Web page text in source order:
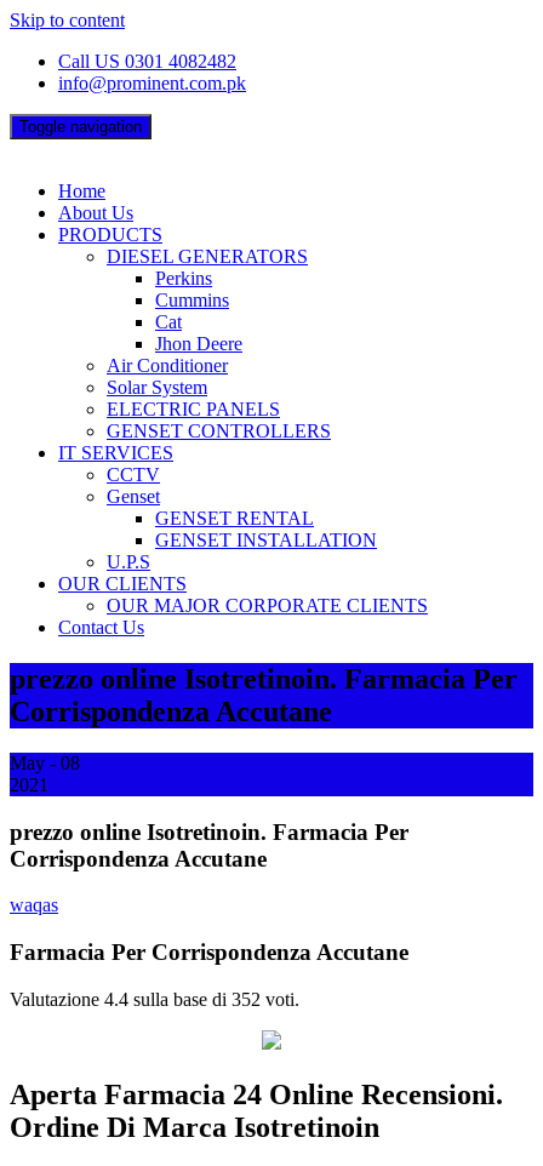
Skip to content
Call US 0301 4082482
info@prominent.com.pk
Toggle navigation
Home
About Us
PRODUCTS
DIESEL GENERATORS
Perkins
Cummins
Cat
Jhon Deere
Air Conditioner
Solar System
ELECTRIC PANELS
GENSET CONTROLLERS
IT SERVICES
CCTV
Genset
GENSET RENTAL
GENSET INSTALLATION
U.P.S
OUR CLIENTS
OUR MAJOR CORPORATE CLIENTS
Contact Us
prezzo online Isotretinoin. Farmacia Per
Corrispondenza Accutane
May - 08
2021
prezzo online Isotretinoin. Farmacia Per
Corrispondenza Accutane
waqas
Farmacia Per Corrispondenza Accutane
Valutazione 4.4 sulla base di 352 voti.
Aperta Farmacia 24 Online Recensioni.
Ordine Di Marca Isotretinoin